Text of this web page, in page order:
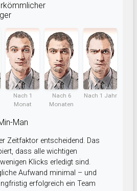
Nach 1
Monat
Nach 6
Monaten
Nach 1 Jahr
Man
Zeitfaktor entscheidend. Das
dass alle wichtigen
Klicks erledigt sind.
Aufwand minimal – und
erfolgreich ein Team